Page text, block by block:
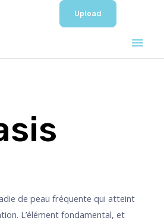
de peau fréquente qui atteint
L’élément fondamental, et